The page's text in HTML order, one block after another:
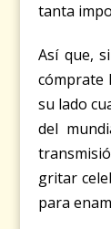
tanta
Así que,
cómprate
su lado
del
gritar
para